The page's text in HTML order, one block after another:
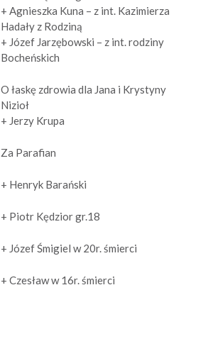
+ Agnieszka Kuna – z int. Kazimierza
Hadały z Rodziną
+ Józef Jarzębowski – z int. rodziny
Bocheńskich
O łaskę zdrowia dla Jana i Krystyny
Nizioł
+ Jerzy Krupa
Za Parafian
+ Henryk Barański
+ Piotr Kędzior gr.18
+ Józef Śmigiel w 20r. śmierci
+ Czesław w 16r. śmierci